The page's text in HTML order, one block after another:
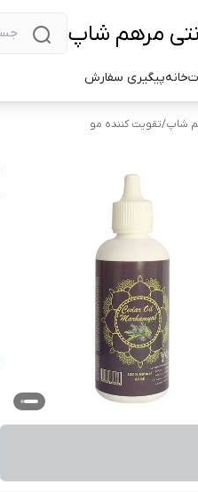
مرهم شاپ
خانهپیگیری سفارش
شاپ/تقویت کننده مو